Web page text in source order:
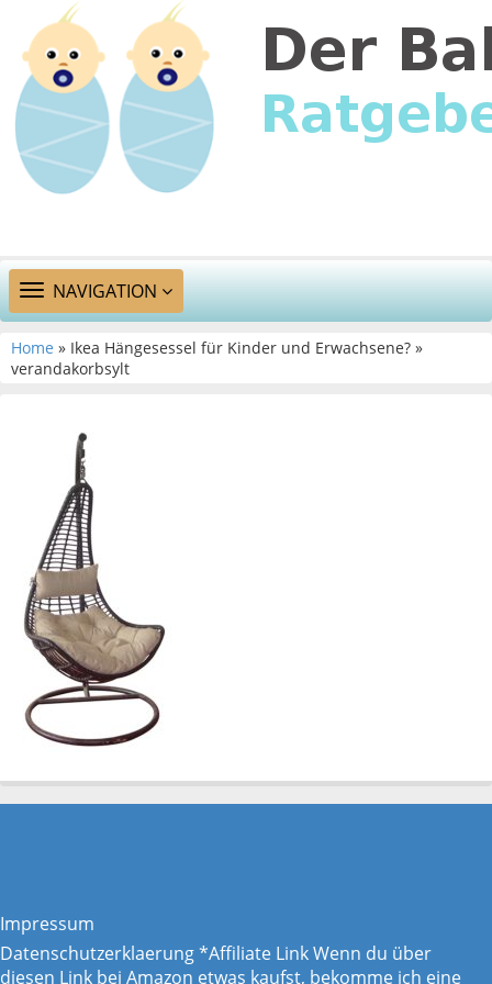
TOGGLE
NAVIGATION
NAVIGATION
Home » Ikea Hängesessel für Kinder und Erwachsene? »
verandakorbsylt
Impressum
Datenschutzerklaerung*Affiliate Link Wenn du über
diesen Link bei Amazon etwas kaufst, bekomme ich eine